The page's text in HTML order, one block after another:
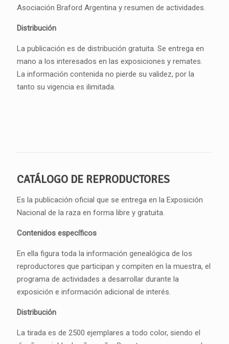
Asociación Braford Argentina y resumen de actividades.
Distribución
La publicación es de distribución gratuita. Se entrega en
mano a los interesados en las exposiciones y remates.
La información contenida no pierde su validez, por la
tanto su vigencia es ilimitada.
CATÁLOGO DE REPRODUCTORES
Es la publicación oficial que se entrega en la Exposición
Nacional de la raza en forma libre y gratuita.
Contenidos específicos
En ella figura toda la información genealógica de los
reproductores que participan y compiten en la muestra, el
programa de actividades a desarrollar durante la
exposición e información adicional de interés.
Distribución
La tirada es de 2500 ejemplares a todo color, siendo el